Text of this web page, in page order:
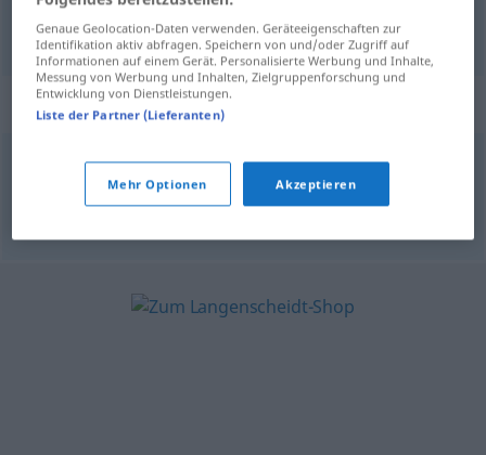
Synonyme für "Verhandlungsbasis"
Genaue Geolocation-Daten verwenden. Geräteeigenschaften zur
Identifikation aktiv abfragen. Speichern von und/oder Zugriff auf
Informationen auf einem Gerät. Personalisierte Werbung und Inhalte,
Messung von Werbung und Inhalten, Zielgruppenforschung und
Entwicklung von Dienstleistungen.
Liste der Partner (Lieferanten)
Mehr Optionen Akzeptieren